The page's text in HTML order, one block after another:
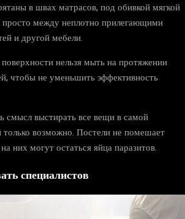
в швах матрасов, под обивкой мягкой
просто между неплотно прилегающими
и другой мебели.
нельзя мыть на протяжении
чтобы не уменьшить эффективность
смысл выстирать все вещи в самой
только возможно. Постели не помешает
них могут остаться яйца паразитов.
специалистов